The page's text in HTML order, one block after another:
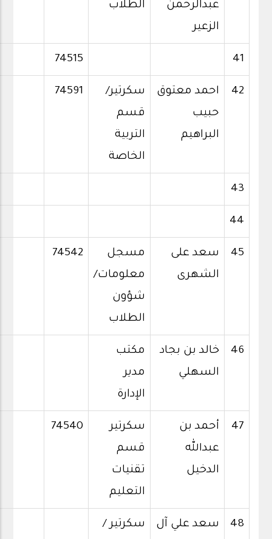
عبدالرحمن
الزعير
الطلاب
41
74515
42
احمد معتوق
حبيب
البراهيم
سكرتير/
قسم
التربية
الخاصة
74591
43
44
45
سعد على
الشهرى
مسجل
معلومات/
شؤون
الطلاب
74542
46
خالد بن بجاد
السهلي
مكتب
مدير
الإدارة
47
أحمد بن
عبدالله
الدخيل
سكرتير
قسم
تقنيات
التعليم
74540
48
سعد علي آل
سكرتير /